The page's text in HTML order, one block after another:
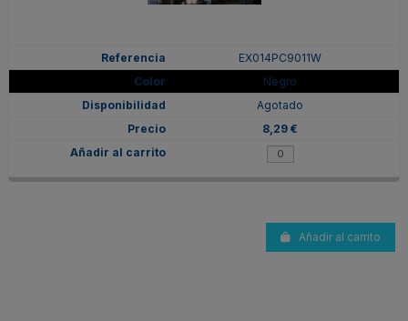
EX014PC9011W
Negro
Agotado
8,29 €
Añadir al carrito